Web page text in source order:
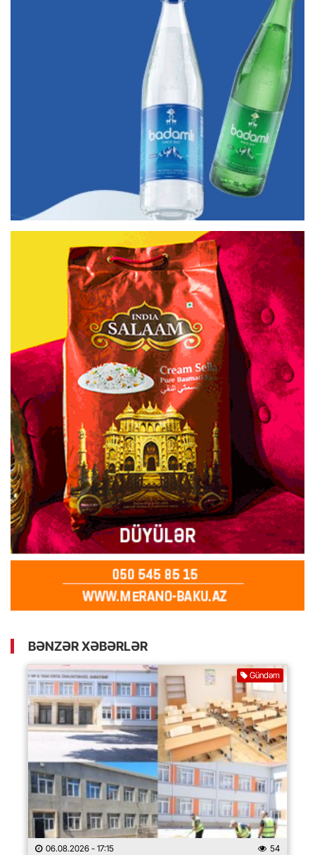
BƏNZƏR XƏBƏRLƏR
Gündəm
06.08.2026 - 17:15 54